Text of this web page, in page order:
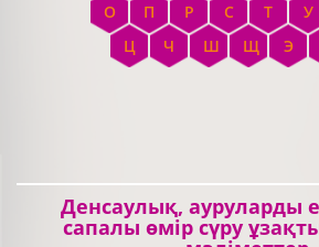
О
П Р С Т У
Ц
Ч Ш Щ Э
Денсаулық, ауруларды
сапалы өмір сүру